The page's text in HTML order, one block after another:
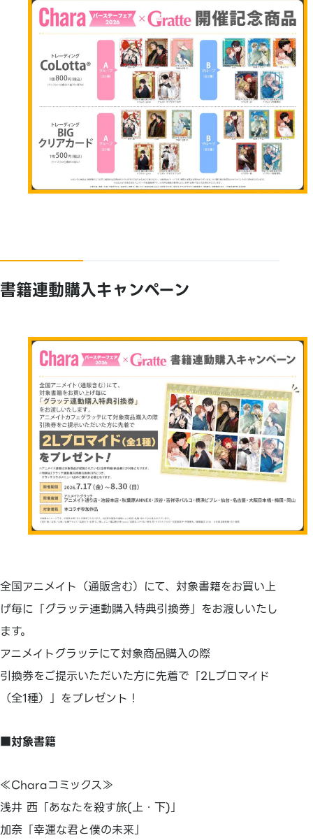
書籍連動購入キャンペーン
全国アニメイト（通販含む）にて、対象書籍をお買い上
げ毎に「グラッテ連動購入特典引換券」をお渡しいたし
ます。
アニメイトグラッテにて対象商品購入の際
引換券をご提示いただいた方に先着で「2Lブロマイド
（全1種）」をプレゼント！
■対象書籍
≪Charaコミックス≫
浅井 西「あなたを殺す旅(上・下)」
加奈「幸運な君と僕の未来」